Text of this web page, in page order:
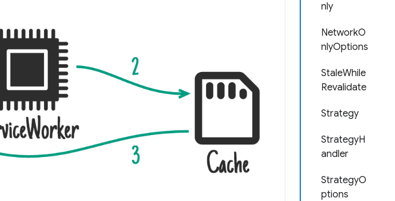
nly
NetworkO
nlyOptions
StaleWhile
Revalidate
Strategy
StrategyH
andler
StrategyO
ptions